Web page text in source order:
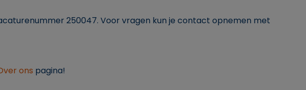
250047. Voor vragen kun je contact opnemen met
ons pagina!